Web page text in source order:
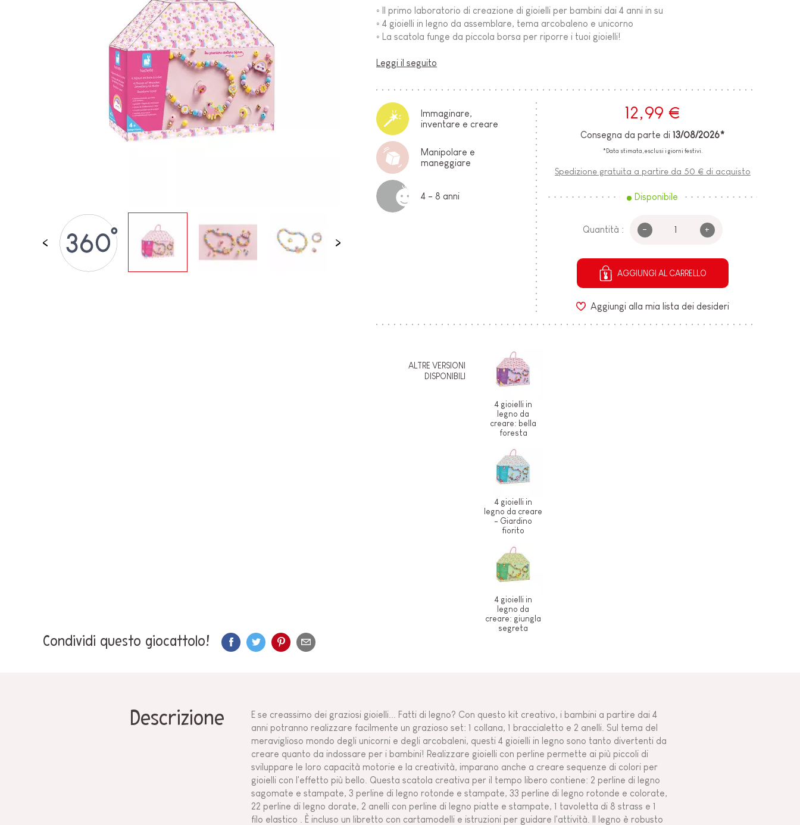
GIOCATTOLI SENSO-
MOTORI
GIOCATTOLI DI
IMITAZIONE
MINI UNIVERSI
ARIA APERTA
PER BAMBINI
PEZZI STACCATI
◦ Il primo laboratorio di creazione di gioielli per bambini dai 4 anni in su
◦ 4 gioielli in legno da assemblare, tema arcobaleno e unicorno
◦ La scatola funge da piccola borsa per riporre i tuoi gioielli!
Leggi il seguito
Immaginare,
inventare e creare
Manipolare e
maneggiare
4 - 8 anni
12,99 €
Consegna da parte di13/08/2026*
*Data stimata, esclusi i giorni festivi.
Spedizione gratuita a partire da 50 € di acquisto
Disponibile
Quantità : - +
AGGIUNGI AL CARRELLO
Aggiungi alla mia lista dei desideri
ALTRE VERSIONI
DISPONIBILI
4 gioielli in
legno da
creare: bella
foresta
4 gioielli in
legno da creare
- Giardino
fiorito
4 gioielli in
legno da
creare: giungla
segreta
Condividi questo giocattolo!
Descrizione
E se creassimo dei graziosi gioielli... Fatti di legno? Con questo kit creativo, i bambini a partire dai 4
anni potranno realizzare facilmente un grazioso set: 1 collana, 1 braccialetto e 2 anelli. Sul tema del
meraviglioso mondo degli unicorni e degli arcobaleni, questi 4 gioielli in legno sono tanto divertenti da
creare quanto da indossare per i bambini! Realizzare gioielli con perline permette ai più piccoli di
sviluppare le loro capacità motorie e la creatività, imparano anche a creare sequenze di colori per
gioielli con l'effetto più bello. Questa scatola creativa per il tempo libero contiene: 2 perline di legno
sagomate e stampate, 3 perline di legno rotonde e stampate, 33 perline di legno rotonde e colorate,
22 perline di legno dorate, 2 anelli con perline di legno piatte e stampate, 1 tavoletta di 8 strass e 1
filo elastico . È incluso un libretto con cartamodelli e istruzioni per guidare l'attività. Il legno è robusto